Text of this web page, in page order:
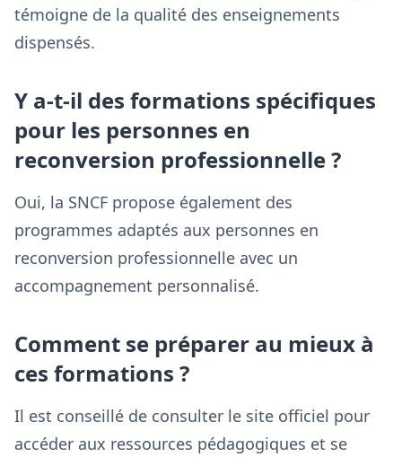
témoigne de la qualité des enseignements
dispensés.
Y a-t-il des formations spécifiques
pour les personnes en
reconversion professionnelle ?
Oui, la SNCF propose également des
programmes adaptés aux personnes en
reconversion professionnelle avec un
accompagnement personnalisé.
Comment se préparer au mieux à
ces formations ?
Il est conseillé de consulter le site officiel pour
accéder aux ressources pédagogiques et se